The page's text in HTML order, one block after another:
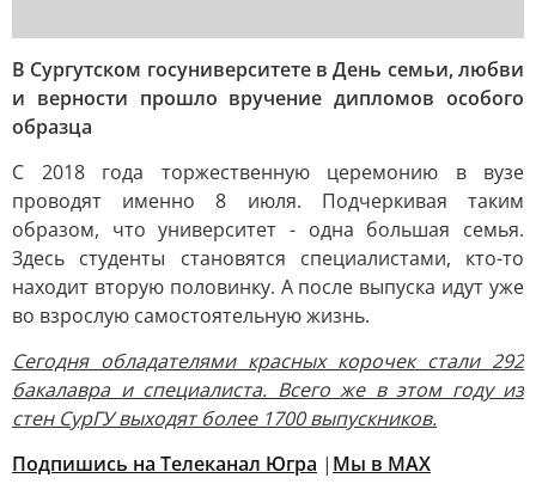
В Сургутском госуниверситете в День семьи, любви
и верности прошло вручение дипломов особого
образца
С 2018 года торжественную церемонию в вузе
проводят именно 8 июля. Подчеркивая таким
образом, что университет - одна большая семья.
Здесь студенты становятся специалистами, кто-то
находит вторую половинку. А после выпуска идут уже
во взрослую самостоятельную жизнь.
Сегодня обладателями красных корочек стали 292
бакалавра и специалиста. Всего же в этом году из
стен СурГУ выходят более 1700 выпускников.
Подпишись на Телеканал Югра | Мы в MAX